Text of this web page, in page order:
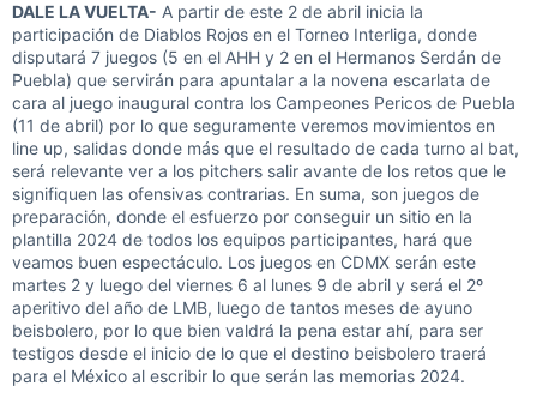
DALE LA VUELTA- A partir de este 2 de abril inicia la
participación de Diablos Rojos en el Torneo Interliga, donde
disputará 7 juegos (5 en el AHH y 2 en el Hermanos Serdán de
Puebla) que servirán para apuntalar a la novena escarlata de
cara al juego inaugural contra los Campeones Pericos de Puebla
(11 de abril) por lo que seguramente veremos movimientos en
line up, salidas donde más que el resultado de cada turno al bat,
será relevante ver a los pitchers salir avante de los retos que le
signifiquen las ofensivas contrarias. En suma, son juegos de
preparación, donde el esfuerzo por conseguir un sitio en la
plantilla 2024 de todos los equipos participantes, hará que
veamos buen espectáculo. Los juegos en CDMX serán este
martes 2 y luego del viernes 6 al lunes 9 de abril y será el 2º
aperitivo del año de LMB, luego de tantos meses de ayuno
beisbolero, por lo que bien valdrá la pena estar ahí, para ser
testigos desde el inicio de lo que el destino beisbolero traerá
para el México al escribir lo que serán las memorias 2024.